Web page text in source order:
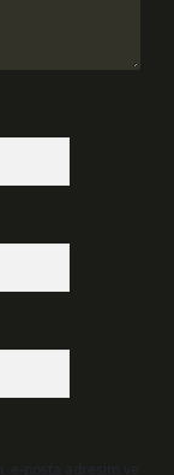
e-posta adresim ve